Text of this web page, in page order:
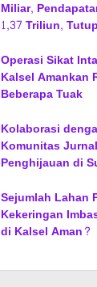
Miliar,
1,37 Triliun,
Operasi Sikat
Kalsel Amankan
Beberapa Tuak
Kolaborasi
Komunitas
Penghijauan di
Sejumlah Lahan
Kekeringan
di Kalsel Aman?